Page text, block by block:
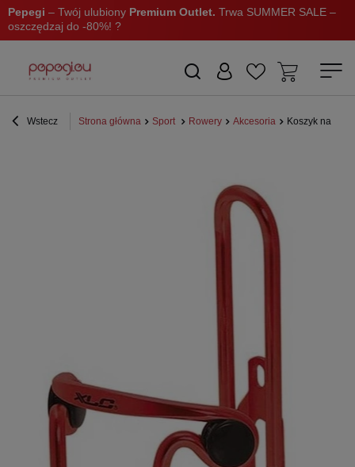
Pepegi – Twój ulubiony Premium Outlet. Trwa SUMMER SALE –
oszczędzaj do -80%! ?
Wstecz Strona główna Sport Rowery Akcesoria Koszyk na